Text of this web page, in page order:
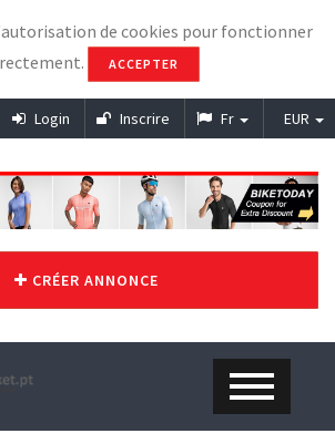
de cookies pour fonctionner
ACCEPTER
Login Inscrire Fr EUR
CRÉER ANNONCE